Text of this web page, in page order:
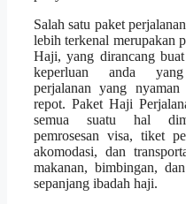
Salah satu paket
lebih terkenal merupakan
Haji, yang dirancang
keperluan anda
perjalanan yang nyaman
repot. Paket Haji
semua suatu hal
pemrosesan visa, tiket
akomodasi, dan
makanan, bimbingan,
sepanjang ibadah haji.